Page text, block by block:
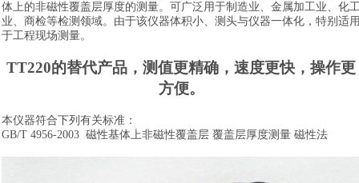
体上的非磁性覆盖层厚度的测量。可广泛用于制造业、金属加工业、化
业、商检等检测领域。由于该仪器体积小、测头与仪器一体化， 特别适
于工程现场测量。
TT220的替代产品， 测值更精确， 速度更快， 操作更
方便。
本仪器符合下列有关标准：
GB/T 4956-2003 磁性基体上非磁性覆盖层 覆盖层厚度测量 磁性法